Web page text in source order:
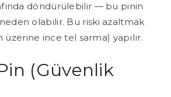
döndürülebilir — bu pinin
olabilir. Bu riski azaltmak
üzerine ince tel sarma) yapılır.
(Güvenlik